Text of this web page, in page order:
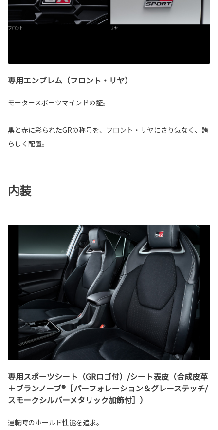
専用エンブレム（フロント・リヤ）
モータースポーツマインドの証。
黒と赤に彩られたGRの称号を、フロント・リヤにさり気なく、誇
らしく配置。
内装
専用スポーツシート（GRロゴ付）/シート表皮（合成皮革
＋ブランノーブ®［パーフォレーション＆グレーステッチ/
スモークシルバーメタリック加飾付］）
運転時のホールド性能を追求。